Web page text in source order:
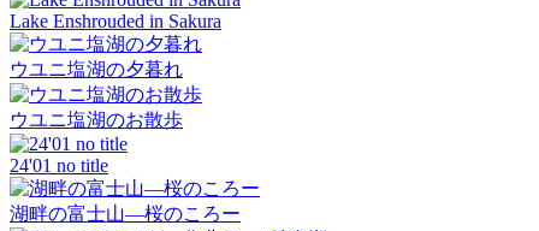
Lake Enshrouded in Sakura
ウユニ塩湖の夕暮れ
ウユニ塩湖のお散歩
24'01 no title
湖畔の富士山―桜のころー